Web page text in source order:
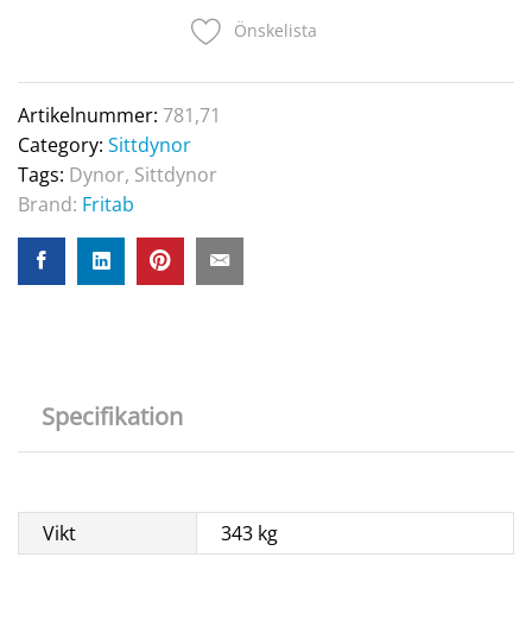
Önskelista
Artikelnummer: 781,71
Category: Sittdynor
Tags: Dynor, Sittdynor
Brand: Fritab
Specifikation
Vikt 343 kg